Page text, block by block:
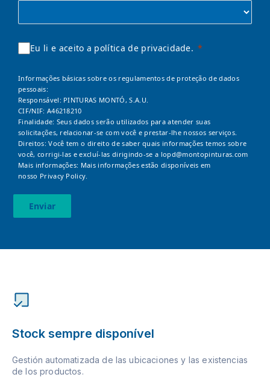
Eu li e aceito a política de privacidade.
Informações básicas sobre os regulamentos de proteção de dados
pessoais:
Responsável: PINTURAS MONTÓ, S.A.U.
CIF/NIF: A46218210
Finalidade: Seus dados serão utilizados para atender suas
solicitações, relacionar-se com você e prestar-lhe nossos serviços.
Direitos: Você tem o direito de saber quais informações temos sobre
você, corrigi-las e excluí-las dirigindo-se a lopd@montopinturas.com
Mais informações: Mais informações estão disponíveis em
nosso Privacy Policy.
Enviar
Stock sempre disponível
Gestión automatizada de las ubicaciones y las existencias
de los productos.